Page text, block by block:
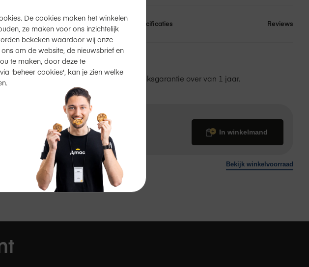
Specificaties Reviews
bezorgingofafhalenin de winkel.
zakelijke aanschaf neem je de fabrieksgarantie over van 1 jaar.
€ 33,02 In winkelmand
Bekijk winkelvoorraad
De cookies maken het winkelen
ze maken voor ons inzichtelijk
bekeken waardoor wij onze
om de website, de nieuwsbrief en
te maken, door deze te
'beheer cookies', kan je zien welke